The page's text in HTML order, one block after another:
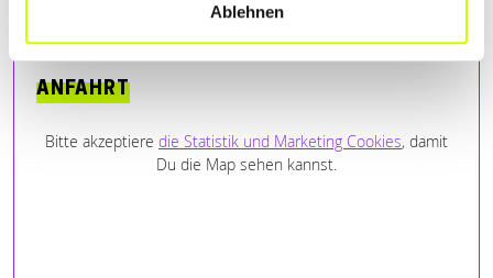
Ablehnen
ANFAHRT
Bitte akzeptiere die Statistik und Marketing Cookies, damit
Du die Map sehen kannst.